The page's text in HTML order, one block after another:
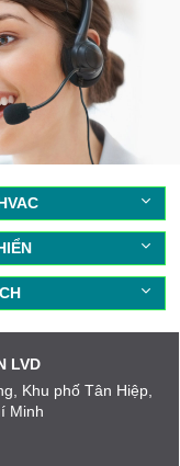
LVD
Khu phố Tân Hiệp,
Minh